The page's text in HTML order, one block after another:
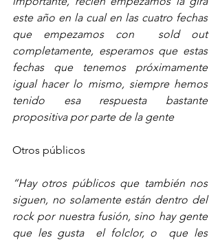
este año en la cual en las cuatro fechas
que empezamos con  sold out
completamente, esperamos que estas
fechas que tenemos próximamente
igual hacer lo mismo, siempre hemos
tenido esa respuesta bastante
propositiva por parte de la gente
Otros públicos
“Hay otros públicos que también nos
siguen, no solamente están dentro del
rock por nuestra fusión, sino hay gente
que les gusta  el folclor, o  que les